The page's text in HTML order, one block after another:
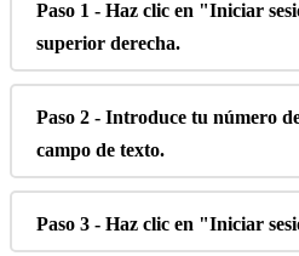
Paso 1 - Haz clic en "Iniciar sesi
superior derecha.
Paso 2 - Introduce tu número
campo de texto.
Paso 3 - Haz clic en "Iniciar sesi